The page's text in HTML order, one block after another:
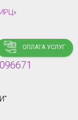
ОПЛАТА УСЛУГ